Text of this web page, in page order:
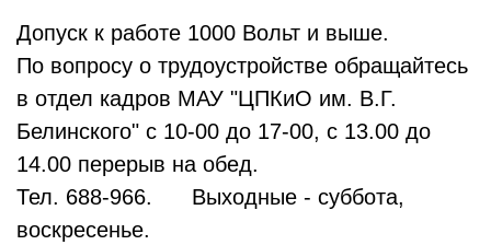
Допуск к работе 1000 Вольт и выше.
По вопросу о трудоустройстве обращайтесь
в отдел кадров МАУ "ЦПКиО им. В.Г.
Белинского" с 10-00 до 17-00, с 13.00 до
14.00 перерыв на обед.
Тел. 688-966. Выходные - суббота,
воскресенье.